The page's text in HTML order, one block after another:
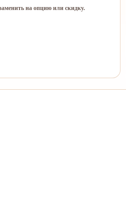
на опцию или скидку.